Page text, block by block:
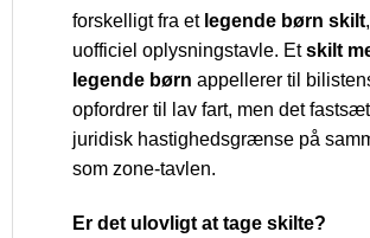
forskelligt fra et legende børn skilt
uofficiel oplysningstavle. Etskilt
legende børn appellerer til
opfordrer til lav fart, men det
juridisk hastighedsgrænse på
som zone-tavlen.
Er det ulovligt at tage skilte?